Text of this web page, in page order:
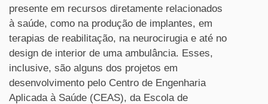
presente em recursos diretamente relacionados
à saúde, como na produção de implantes, em
terapias de reabilitação, na neurocirugia e até no
design de interior de uma ambulância. Esses,
inclusive, são alguns dos projetos em
desenvolvimento pelo Centro de Engenharia
Aplicada à Saúde (CEAS), da Escola de